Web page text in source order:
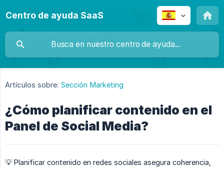
Centro de ayuda SaaS
Artículos sobre: Sección Marketing
¿Cómo planificar contenido en el
Panel de Social Media?
💡 Planificar contenido en redes sociales asegura coherencia,